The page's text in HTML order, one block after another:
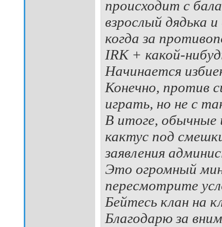
происходит с
взрослый дядька
когда за
IRK + какой-
Начинается
Конечно, против
играть, но не с
В итоге, обычные
кактус под
заявления
Это огромный
пересмотрите
Бейтесь клан на
Благодарю за